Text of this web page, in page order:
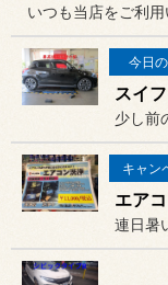
いつも当店をご利
今日
キャン
エア